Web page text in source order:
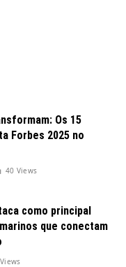
Os 15
Forbes 2025 no
40 Views
como principal
que conectam
Views